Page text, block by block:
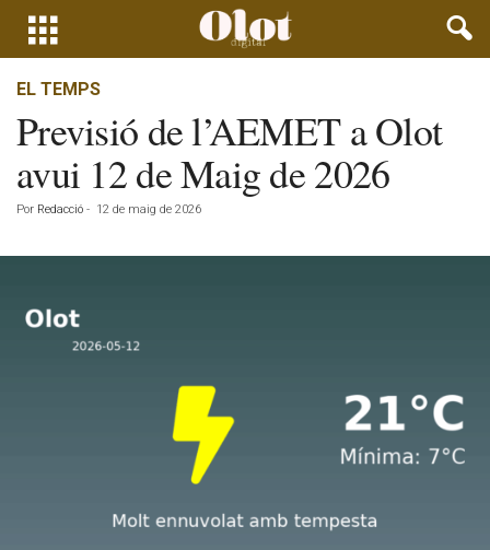
EL TEMPS
Previsió de l’AEMET a Olot
avui 12 de Maig de 2026
Por Redacció - 12 de maig de 2026